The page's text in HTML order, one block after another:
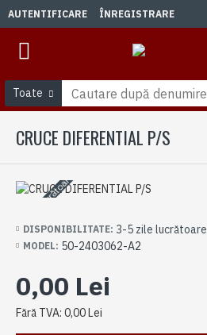
AUTENTIFICARE ÎNREGISTRARE
Toate
CRUCE DIFERENTIAL P/S
3-5 zile lucrătoare
DISPONIBILITATE: 3-5 zile lucrătoare
MODEL: 50-2403062-A2
0,00 Lei
Fără TVA: 0,00 Lei